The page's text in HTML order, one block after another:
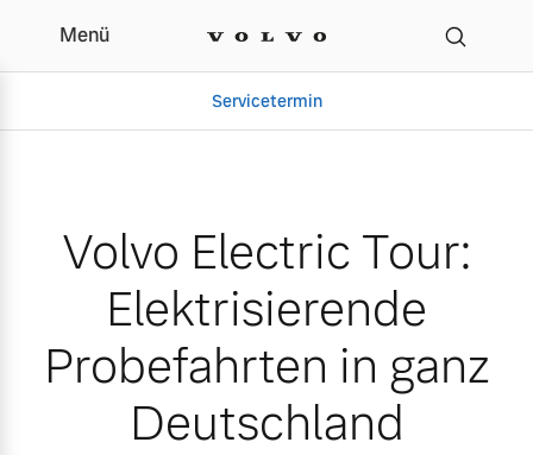
Volvo Electric Tour:
Menü
Servicetermin
Aktuelle Zubehörangebote
Über uns
Volvo Electric Tour:
Elektrisierende
Probefahrten in ganz
Deutschland